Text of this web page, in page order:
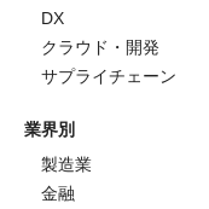
DX
クラウド・開発
サプライチェーン
業界別
製造業
金融